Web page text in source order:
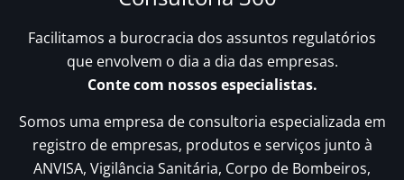
Facilitamos a burocracia dos assuntos regulatórios
que envolvem o dia a dia das empresas.
Conte com nossos especialistas.
Somos uma empresa de consultoria especializada em
registro de empresas, produtos e serviços junto à
ANVISA, Vigilância Sanitária, Corpo de Bombeiros,